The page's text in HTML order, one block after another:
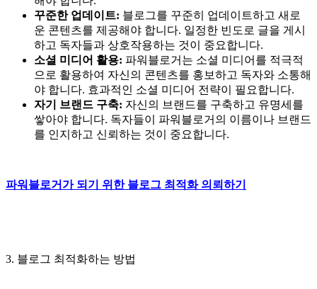
꾸준한 업데이트: 블로그를 꾸준히 업데이트하고 새로
운 콘텐츠를 제공해야 합니다. 일정한 빈도로 글을 게시
하고 독자들과 상호작용하는 것이 중요합니다.
소셜 미디어 활용: 파워블로거는 소셜 미디어를 적극적
으로 활용하여 자신의 콘텐츠를 홍보하고 독자와 소통해
야 합니다. 효과적인 소셜 미디어 전략이 필요합니다.
자기 브랜드 구축: 자신의 브랜드를 구축하고 유명세를
쌓아야 합니다. 독자들이 파워블로거의 이름이나 브랜드
를 인지하고 신뢰하는 것이 중요합니다.
파워블로거가 되기 위한 블로그 최적화 의뢰하기
3. 블로그 최적화하는 방법